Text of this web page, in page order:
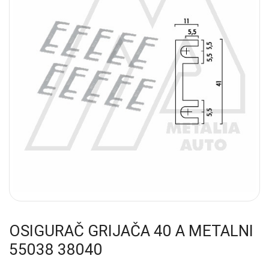
OSIGURAČ GRIJAČA 40 A METALNI
55038 38040